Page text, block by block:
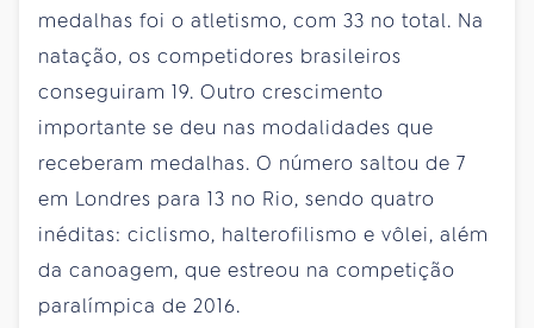
medalhas foi o atletismo, com 33 no total. Na
natação, os competidores brasileiros
conseguiram 19. Outro crescimento
importante se deu nas modalidades que
receberam medalhas. O número saltou de 7
em Londres para 13 no Rio, sendo quatro
inéditas: ciclismo, halterofilismo e vôlei, além
da canoagem, que estreou na competição
paralímpica de 2016.